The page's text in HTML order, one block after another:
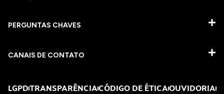
PERGUNTAS CHAVES​
CANAIS DE CONTATO
LGPDTRANSPARÊNCIACÓDIGO DE ÉTICAOUVIDORIA